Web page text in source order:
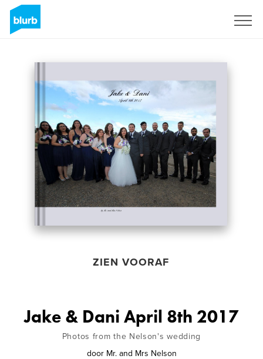
ZIEN VOORAF
Jake & Dani April 8th 2017
Photos from the Nelson's wedding
door Mr. and Mrs Nelson